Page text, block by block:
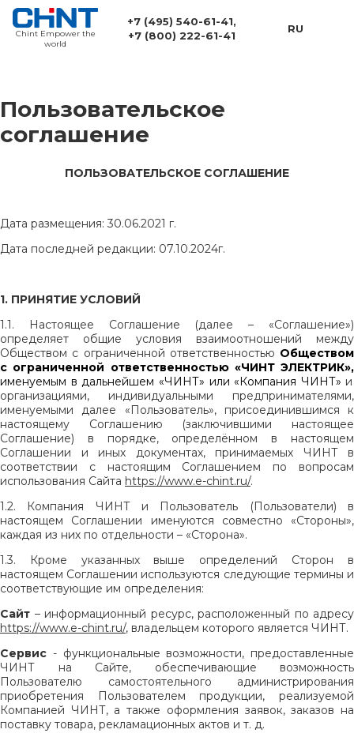
Chint Empower the
world
+7 (495) 540-61-41,
+7 (800) 222-61-41
RU
Пользовательское
соглашение
ПОЛЬЗОВАТЕЛЬСКОЕ СОГЛАШЕНИЕ
Дата размещения: 30.06.2021 г.
Дата последней редакции: 07.10.2024г.
1. ПРИНЯТИЕ УСЛОВИЙ
1.1. Настоящее Соглашение (далее – «Соглашение»)
определяет общие условия взаимоотношений между
Обществом с ограниченной ответственностью Обществом
с ограниченной ответственностью «ЧИНТ ЭЛЕКТРИК»,
именуемым в дальнейшем «ЧИНТ» или «Компания ЧИНТ» и
организациями, индивидуальными предпринимателями,
именуемыми далее «Пользователь», присоединившимся к
настоящему Соглашению (заключившими настоящее
Соглашение) в порядке, определённом в настоящем
Соглашении и иных документах, принимаемых ЧИНТ в
соответствии с настоящим Соглашением по вопросам
использования Сайта https://www.e-chint.ru/.
1.2. Компания ЧИНТ и Пользователь (Пользователи) в
настоящем Соглашении именуются совместно «Стороны»,
каждая из них по отдельности – «Сторона».
1.3. Кроме указанных выше определений Сторон в
настоящем Соглашении используются следующие термины и
соответствующие им определения:
Сайт – информационный ресурс, расположенный по адресу
https://www.e-chint.ru/, владельцем которого является ЧИНТ.
Сервис - функциональные возможности, предоставленные
ЧИНТ на Сайте, обеспечивающие возможность
Пользователю самостоятельного администрирования
приобретения Пользователем продукции, реализуемой
Компанией ЧИНТ, а также оформления заявок, заказов на
поставку товара, рекламационных актов и т. д.